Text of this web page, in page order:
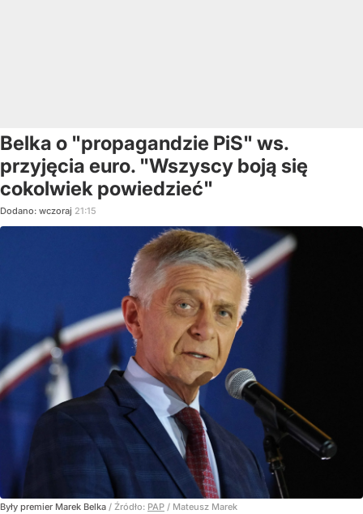
Belka o "propagandzie PiS" ws.
przyjęcia euro. "Wszyscy boją się
cokolwiek powiedzieć"
Dodano: wczoraj 21:15
Były premier Marek Belka / Źródło: PAP / Mateusz Marek